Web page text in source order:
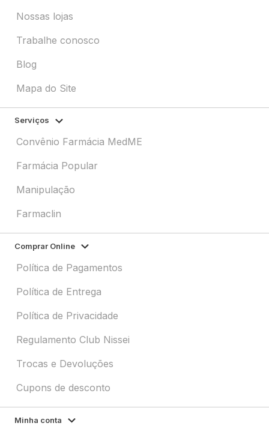
Nossas lojas
Trabalhe conosco
Blog
Mapa do Site
Serviços
Convênio Farmácia MedME
Farmácia Popular
Manipulação
Farmaclin
Comprar Online
Política de Pagamentos
Política de Entrega
Política de Privacidade
Regulamento Club Nissei
Trocas e Devoluções
Cupons de desconto
Minha conta